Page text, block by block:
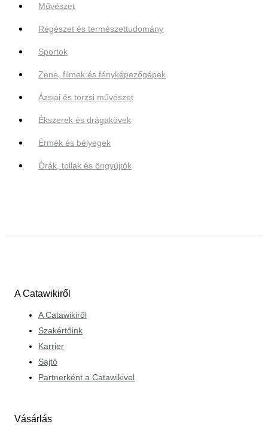
Művészet
Régészet és természettudomány
Sportok
Zene, filmek és fényképezőgépek
Ázsiai és törzsi művészet
Ékszerek és drágakövek
Érmék és bélyegek
Órák, tollak és öngyújtók
A Catawikiről
A Catawikiről
Szakértőink
Karrier
Sajtó
Partnerként a Catawikivel
Vásárlás